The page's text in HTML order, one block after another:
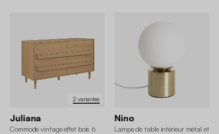
2 variantes
Juliana
Commode vintage effet bois 6
Nino
Lampe de table intérieur métal et